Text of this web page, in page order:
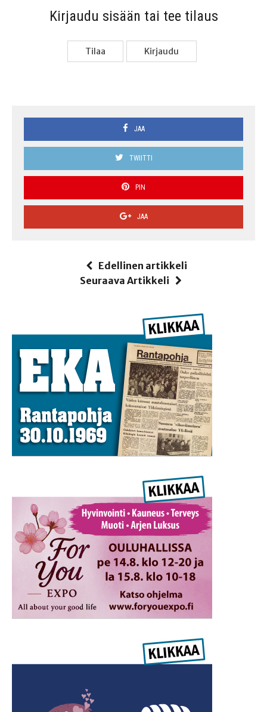
Kir­jau­du sisään tai tee tilaus
Tilaa Kir­jau­du
JAA
TWIITTI
PIN
JAA
Edellinen artikkeli
Seuraava Artikkeli